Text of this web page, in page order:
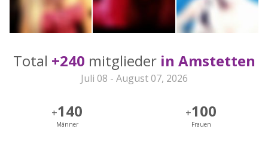
Total +240 mitglieder in Amstetten
Juli 08 - August 07, 2026
+140
Männer
+100
Frauen